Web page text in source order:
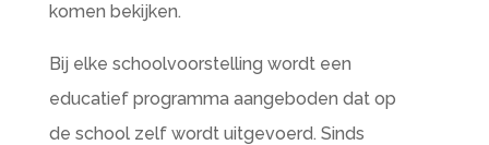
komen bekijken.
Bij elke schoolvoorstelling wordt een
educatief programma aangeboden dat op
de school zelf wordt uitgevoerd. Sinds